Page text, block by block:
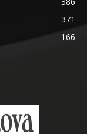
371
166